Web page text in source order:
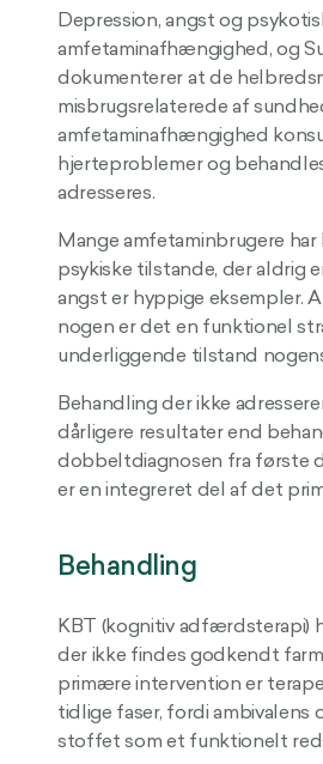
Depression, angst og
amfetaminafhængighed, og
dokumenterer at de
misbrugsrelaterede af
amfetaminafhængighed
hjerteproblemer og
adresseres.
Mange amfetaminbrugere
psykiske tilstande, der aldrig
angst er hyppige eksempler.
nogen er det en funktionel
underliggende tilstand
Behandling der ikke
dårligere resultater end
dobbeltdiagnosen fra første
er en integreret del af det
Behandling
KBT (kognitiv adfærdsterapi)
der ikke findes godkendt
primære intervention er
tidlige faser, fordi
stoffet som et funktionelt